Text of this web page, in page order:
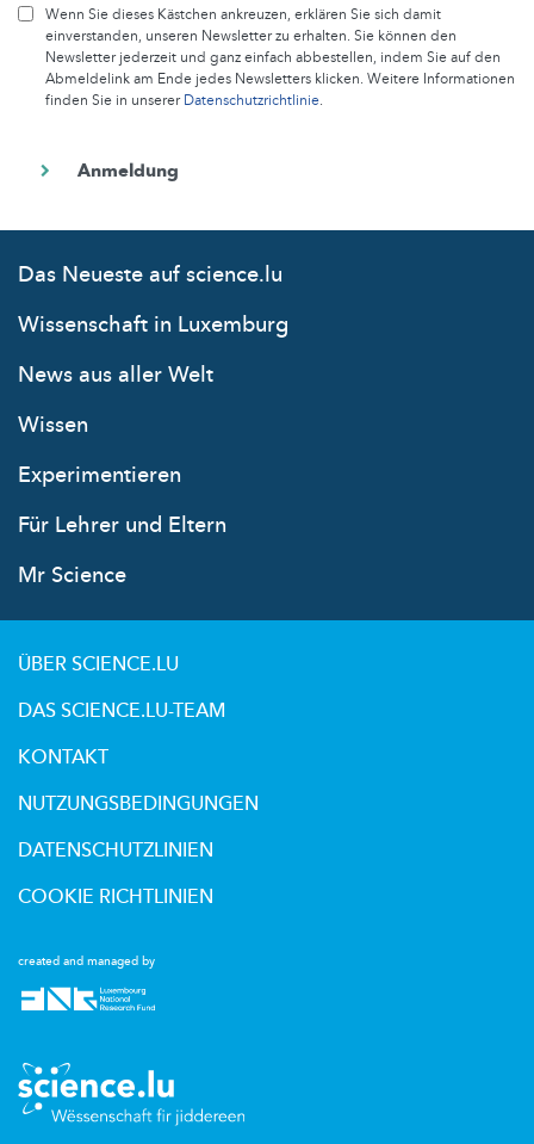
Wenn Sie dieses Kästchen ankreuzen, erklären Sie sich damit
einverstanden, unseren Newsletter zu erhalten. Sie können den
Newsletter jederzeit und ganz einfach abbestellen, indem Sie auf den
Abmeldelink am Ende jedes Newsletters klicken. Weitere Informationen
finden Sie in unsererDatenschutzrichtlinie.
Das Neueste auf science.lu
Wissenschaft in Luxemburg
News aus aller Welt
Wissen
Experimentieren
Für Lehrer und Eltern
Mr Science
created and managed by
ÜBER SCIENCE.LU
DAS SCIENCE.LU-TEAM
KONTAKT
NUTZUNGSBEDINGUNGEN
DATENSCHUTZLINIEN
COOKIE RICHTLINIEN